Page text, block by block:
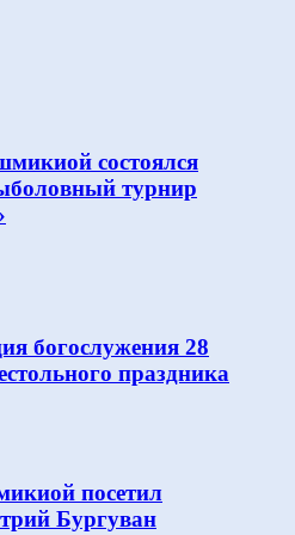
состоялся
турнир
богослужения 28
праздника
посетил
Бургуван